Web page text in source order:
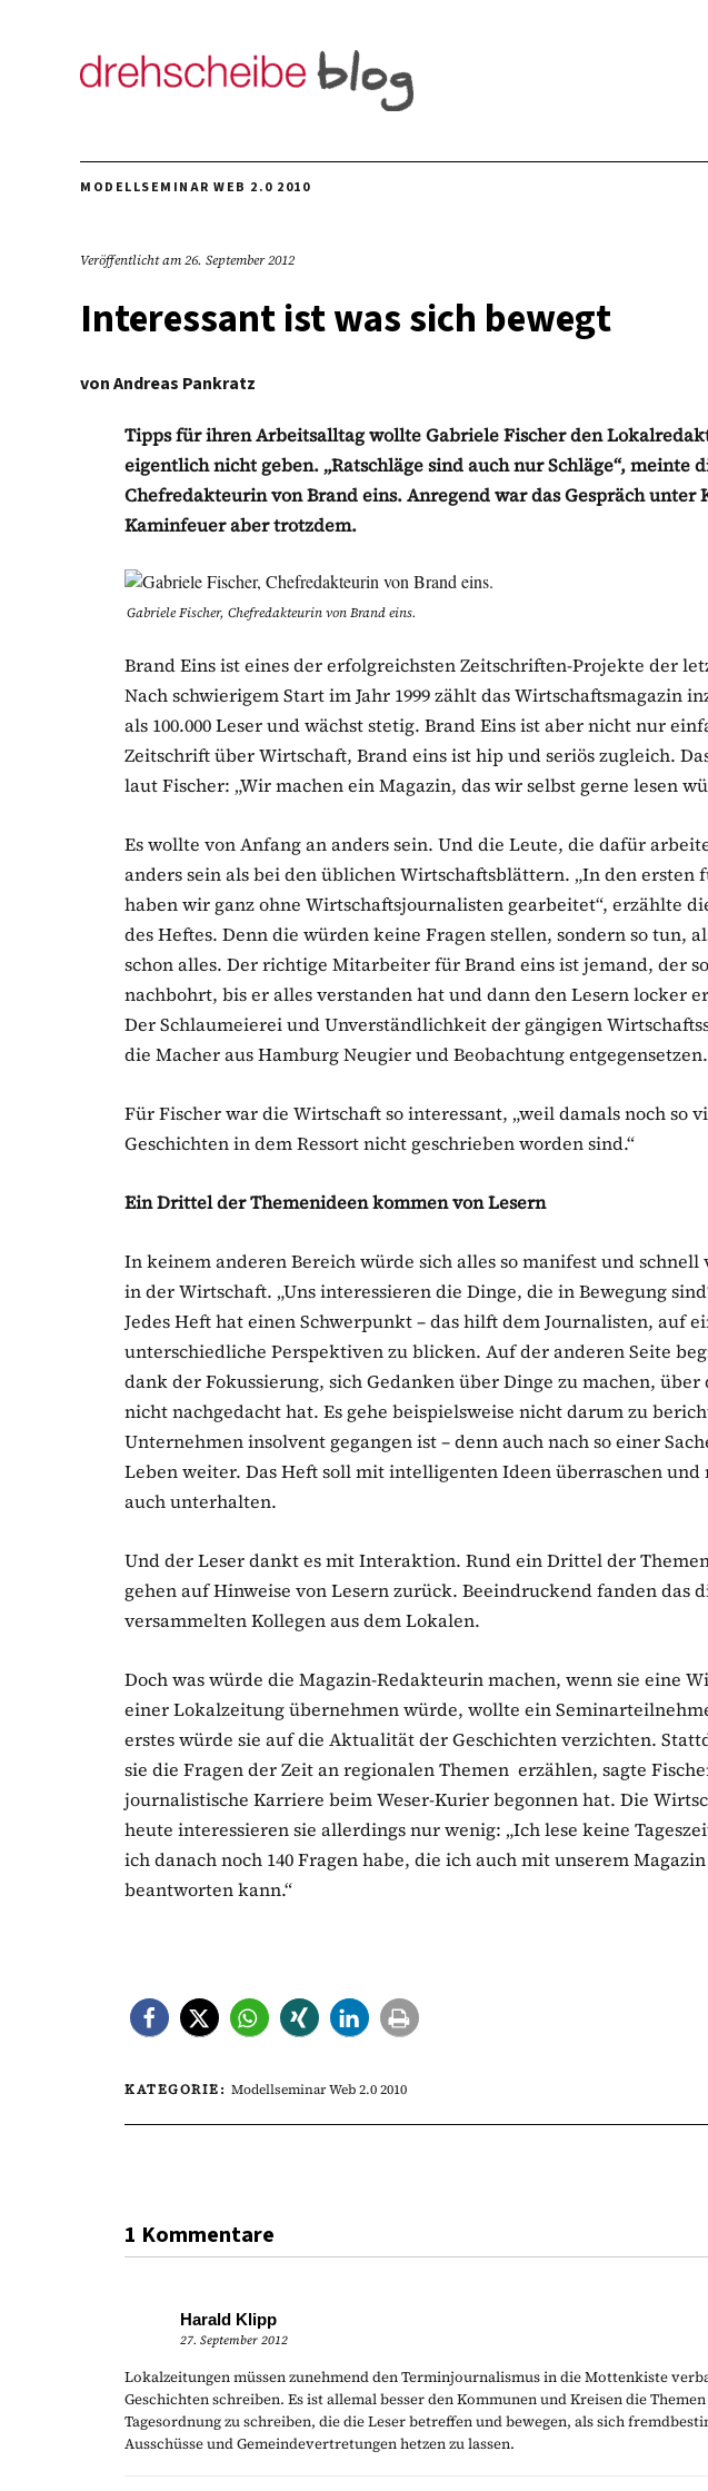
MODELLSEMINAR WEB 2.0 2010
Veröffentlicht am26. September 2012
Interessant ist was sich bewegt
vonAndreas Pankratz
Tipps für ihren Arbeitsalltag wollte Gabriele Fischer den
eigentlich nicht geben. „Ratschläge sind auch nur Schläge“, meinte
Chefredakteurin von Brand eins. Anregend war das Gespräch unter
Kaminfeuer aber trotzdem.
Gabriele Fischer, Chefredakteurin von Brand eins.
Brand Eins ist eines der erfolgreichsten Zeitschriften-Projekte der
Nach schwierigem Start im Jahr 1999 zählt das Wirtschaftsmagazin
als 100.000 Leser und wächst stetig. Brand Eins ist aber nicht nur
Zeitschrift über Wirtschaft, Brand eins ist hip und seriös zugleich.
laut Fischer: „Wir machen ein Magazin, das wir selbst gerne lesen
Es wollte von Anfang an anders sein. Und die Leute, die dafür
anders sein als bei den üblichen Wirtschaftsblättern. „In den ersten
haben wir ganz ohne Wirtschaftsjournalisten gearbeitet“, erzählte
des Heftes. Denn die würden keine Fragen stellen, sondern so tun,
schon alles. Der richtige Mitarbeiter für Brand eins ist jemand, der
nachbohrt, bis er alles verstanden hat und dann den Lesern locker
Der Schlaumeierei und Unverständlichkeit der gängigen
die Macher aus Hamburg Neugier und Beobachtung entgegensetzen.
Für Fischer war die Wirtschaft so interessant, „weil damals noch so
Geschichten in dem Ressort nicht geschrieben worden sind.“
Ein Drittel der Themenideen kommen von Lesern
In keinem anderen Bereich würde sich alles so manifest und schnell
in der Wirtschaft. „Uns interessieren die Dinge, die in Bewegung
Jedes Heft hat einen Schwerpunkt – das hilft dem Journalisten, auf
unterschiedliche Perspektiven zu blicken. Auf der anderen Seite
dank der Fokussierung, sich Gedanken über Dinge zu machen,
nicht nachgedacht hat. Es gehe beispielsweise nicht darum zu
Unternehmen insolvent gegangen ist – denn auch nach so einer
Leben weiter. Das Heft soll mit intelligenten Ideen überraschen
auch unterhalten.
Und der Leser dankt es mit Interaktion. Rund ein Drittel der
gehen auf Hinweise von Lesern zurück. Beeindruckend fanden das
versammelten Kollegen aus dem Lokalen.
Doch was würde die Magazin-Redakteurin machen, wenn sie eine
einer Lokalzeitung übernehmen würde, wollte ein
erstes würde sie auf die Aktualität der Geschichten verzichten.
sie die Fragen der Zeit an regionalen Themen erzählen, sagte
journalistische Karriere beim Weser-Kurier begonnen hat. Die
heute interessieren sie allerdings nur wenig: „Ich lese keine
ich danach noch 140 Fragen habe, die ich auch mit unserem
beantworten kann.“
KATEGORIE: Modellseminar Web 2.0 2010
1 Kommentare
Harald Klipp
27. September 2012
Lokalzeitungen müssen zunehmend den Terminjournalismus in die Mottenkiste
Geschichten schreiben. Es ist allemal besser den Kommunen und Kreisen die
Tagesordnung zu schreiben, die die Leser betreffen und bewegen, als sich
Ausschüsse und Gemeindevertretungen hetzen zu lassen.